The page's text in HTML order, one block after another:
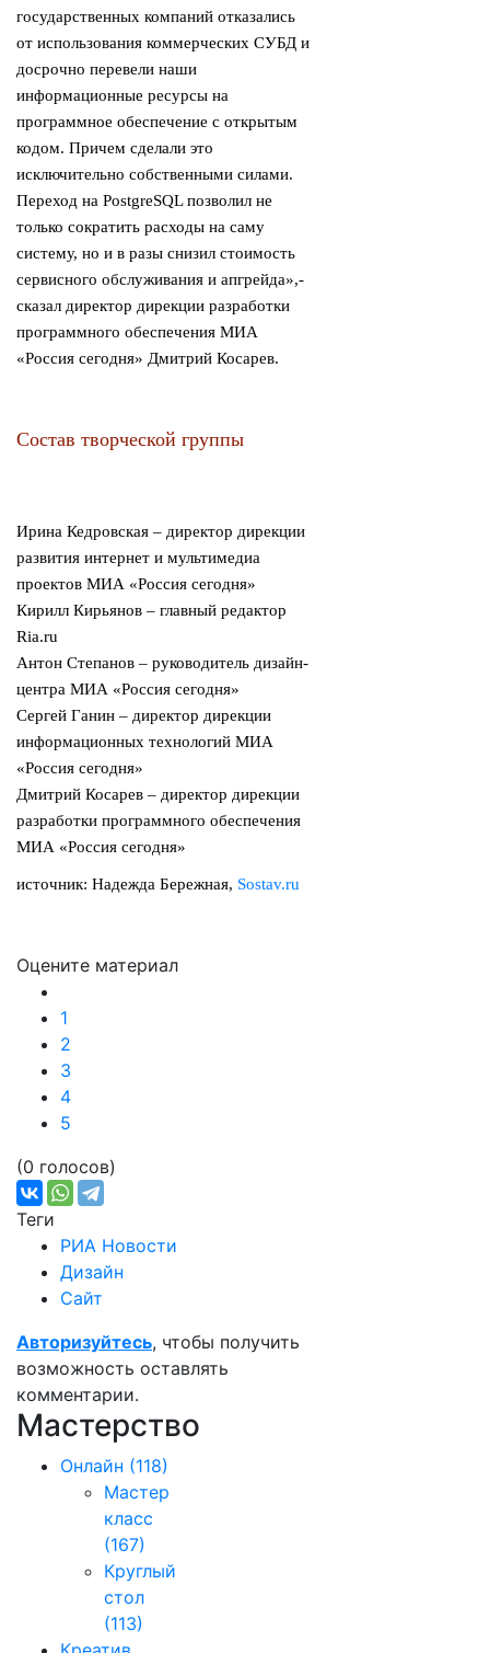
государственных компаний отказались
от использования коммерческих СУБД и
досрочно перевели наши
информационные ресурсы на
программное обеспечение с открытым
кодом. Причем сделали это
исключительно собственными силами.
Переход на PostgreSQL позволил не
только сократить расходы на саму
систему, но и в разы снизил стоимость
сервисного обслуживания и апгрейда»,-
сказал директор дирекции разработки
программного обеспечения МИА
«Россия сегодня» Дмитрий Косарев.
Состав творческой группы
Ирина Кедровская – директор дирекции
развития интернет и мультимедиа
проектов МИА «Россия сегодня»
Кирилл Кирьянов – главный редактор
Ria.ru
Антон Степанов – руководитель дизайн-
центра МИА «Россия сегодня»
Сергей Ганин – директор дирекции
информационных технологий МИА
«Россия сегодня»
Дмитрий Косарев – директор дирекции
разработки программного обеспечения
МИА «Россия сегодня»
источник: Надежда Бережная, Sostav.ru
Оцените материал
1
2
3
4
5
(0 голосов)
Теги
РИА Новости
Дизайн
Сайт
Авторизуйтесь, чтобы получить
возможность оставлять
комментарии.
Мастерство
Онлайн (118)
Мастер
класс
(167)
Круглый
стол
(113)